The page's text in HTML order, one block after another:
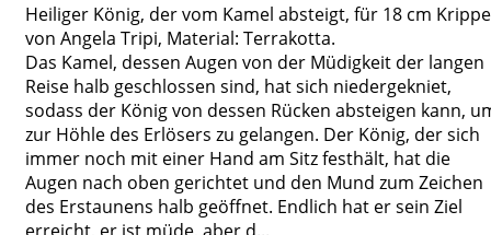
Heiliger König, der vom Kamel absteigt, für 18 cm Krippe
von Angela Tripi, Material: Terrakotta.
Das Kamel, dessen Augen von der Müdigkeit der langen
Reise halb geschlossen sind, hat sich niedergekniet,
sodass der König von dessen Rücken absteigen kann,
zur Höhle des Erlösers zu gelangen. Der König, der sich
immer noch mit einer Hand am Sitz festhält, hat die
Augen nach oben gerichtet und den Mund zum Zeichen
des Erstaunens halb geöffnet. Endlich hat er sein Ziel